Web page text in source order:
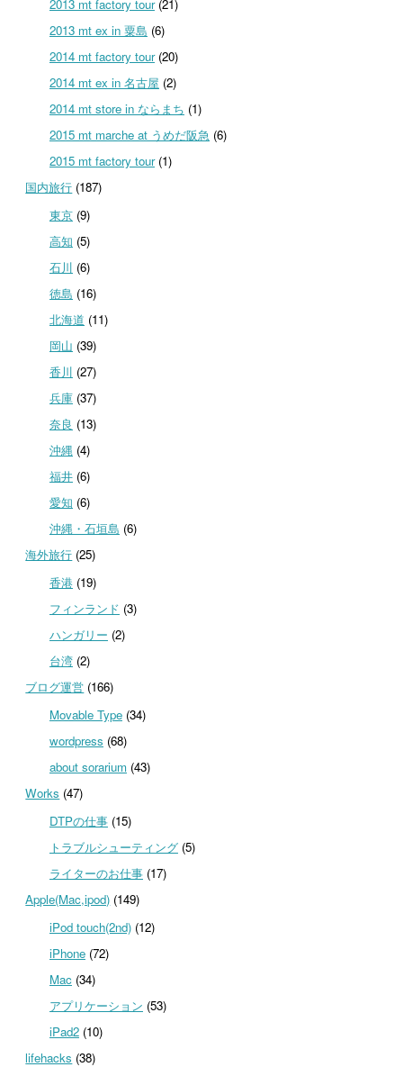
2013 mt factory tour(21)
2013 mt ex in 粟島 (6)
2014 mt factory tour(20)
2014 mt ex in 名古屋 (2)
2014 mt store in ならまち (1)
2015 mt marche at うめだ阪急 (6)
2015 mt factory tour(1)
国内旅行 (187)
東京(9)
高知 (5)
石川 (6)
徳島 (16)
北海道 (11)
岡山 (39)
香川 (27)
兵庫(37)
奈良 (13)
沖縄 (4)
福井(6)
愛知 (6)
沖縄・石垣島 (6)
海外旅行 (25)
香港(19)
フィンランド (3)
ハンガリー (2)
台湾(2)
ブログ運営 (166)
Movable Type(34)
wordpress (68)
about sorarium(43)
Works (47)
DTPの仕事(15)
トラブルシューティング(5)
ライターのお仕事(17)
Apple(Mac,ipod) (149)
iPod touch(2nd)(12)
iPhone(72)
Mac(34)
アプリケーション (53)
iPad2(10)
lifehacks (38)